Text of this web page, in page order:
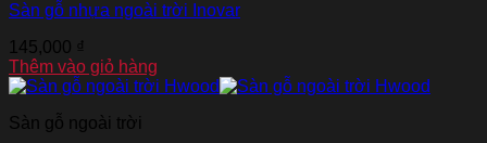
Sàn gỗ nhựa ngoài trời Inovar
145,000 ₫
Thêm vào giỏ hàng
Sàn gỗ ngoài trời